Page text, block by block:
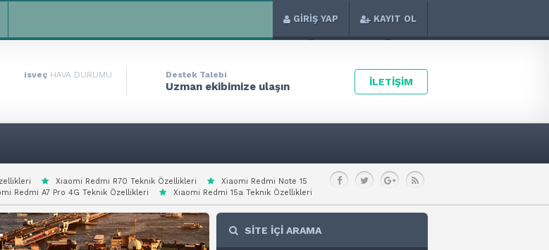
GİRİŞ YAP KAYIT OL
isveç HAVA DURUMU Destek Talebi
Uzman ekibimize ulaşın İLETİŞİM
Xiaomi Redmi R70 Teknik Özellikleri
Xiaomi Redmi Note 15
Redmi A7 Pro 4G Teknik Özellikleri Xiaomi Redmi 15a Teknik Özellikleri
SİTE İÇİ ARAMA